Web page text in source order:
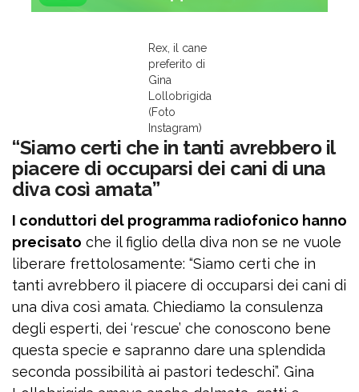
Rex, il cane
preferito di
Gina
Lollobrigida
(Foto
Instagram)
“Siamo certi che in tanti avrebbero il
piacere di occuparsi dei cani di una
diva così amata”
I conduttori del programma radiofonico hanno
precisato che il figlio della diva non se ne vuole
liberare frettolosamente: “Siamo certi che in
tanti avrebbero il piacere di occuparsi dei cani di
una diva così amata. Chiediamo la consulenza
degli esperti, dei ‘rescue’ che conoscono bene
questa specie e sapranno dare una splendida
seconda possibilità ai pastori tedeschi”. Gina